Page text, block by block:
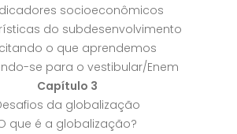
socioeconômicos
do subdesenvolvimento
o que aprendemos
se para o vestibular/Enem
Capítulo 3
da globalização
que é a globalização?